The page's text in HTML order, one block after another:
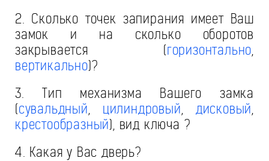
2. Сколько точек запирания имеет Ваш
замок и на сколько оборотов
закрывается (горизонтально,
вертикально)?
3. Тип механизма Вашего замка
(сувальдный, цилиндровый, дисковый,
крестообразный), вид ключа ?
4. Какая у Вас дверь?